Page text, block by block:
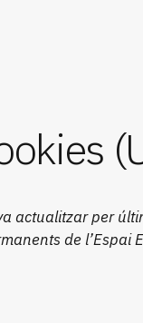
actualitzar per
de l’Espai